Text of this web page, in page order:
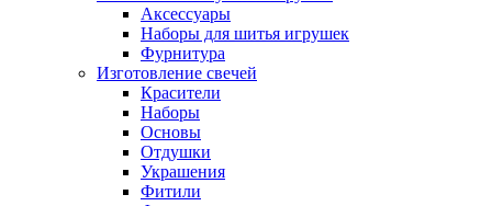
Аксессуары
Наборы для шитья игрушек
Фурнитура
Изготовление свечей
Красители
Наборы
Основы
Отдушки
Украшения
Фитили